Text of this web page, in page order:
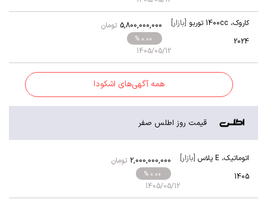
کاروک، 1400cc توربو [بازار]
2024
1405/05/12
% 0.00
تومان 5,800,000,000
همه آگهی‌های اشکودا
قیمت روز اطلس صفر
اتوماتیک، E پلاس [بازار]
1405
1405/05/12
% 0.00
تومان 2,000,000,000